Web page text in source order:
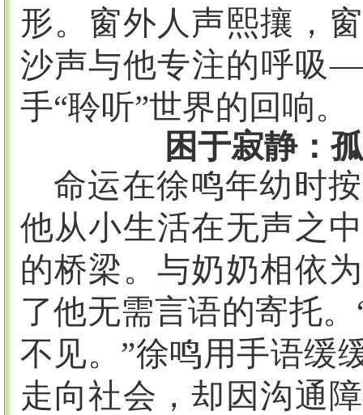
形。窗外人声熙攘，
沙声与他专注的呼吸
手“聆听”世界的回响。
困于寂静：
命运在徐鸣年幼时
他从小生活在无声之
的桥梁。与奶奶相依
了他无需言语的寄托。
不见。”徐鸣用手语缓
走向社会，却因沟通